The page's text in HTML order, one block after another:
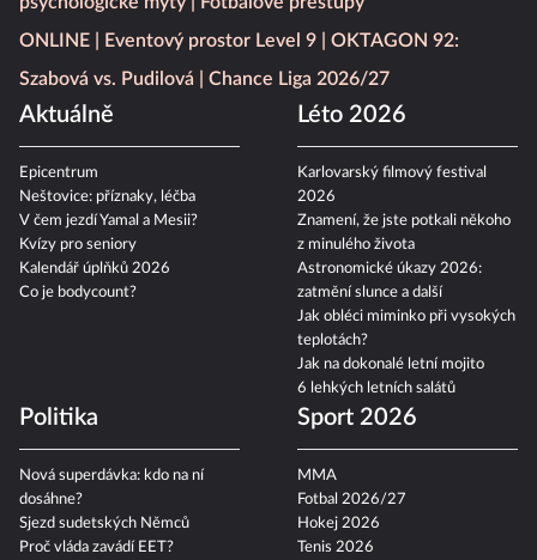
ONLINE
Eventový prostor Level 9
OKTAGON 92:
Szabová vs. Pudilová
Chance Liga 2026/27
Aktuálně
Epicentrum
Neštovice: příznaky, léčba
V čem jezdí Yamal a Mesii?
Kvízy pro seniory
Kalendář úplňků 2026
Co je bodycount?
Léto 2026
Karlovarský filmový festival
2026
Znamení, že jste potkali někoho
z minulého života
Astronomické úkazy 2026:
zatmění slunce a další
Jak obléci miminko při vysokých
teplotách?
Jak na dokonalé letní mojito
6 lehkých letních salátů
Politika
Nová superdávka: kdo na ní
dosáhne?
Sjezd sudetských Němců
Proč vláda zavádí EET?
Sport 2026
MMA
Fotbal 2026/27
Hokej 2026
Tenis 2026